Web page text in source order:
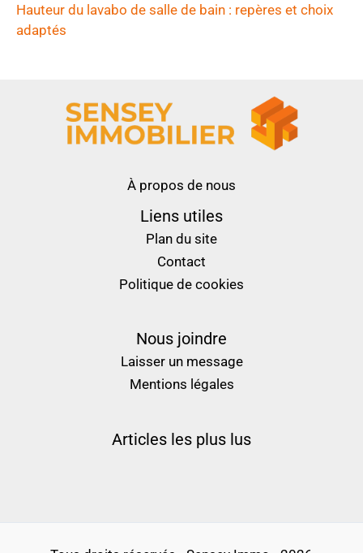
Hauteur du lavabo de salle de bain : repères et choix
adaptés
À propos de nous
Liens utiles
Plan du site
Contact
Politique de cookies
Nous joindre
Laisser un message
Mentions légales
Articles les plus lus